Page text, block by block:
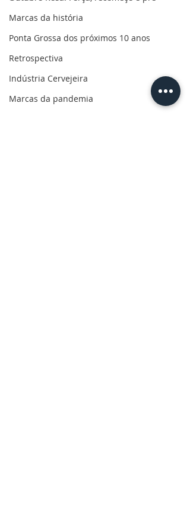
Marcas da história
Ponta Grossa dos próximos 10 anos
Retrospectiva
Indústria Cervejeira
Marcas da pandemia